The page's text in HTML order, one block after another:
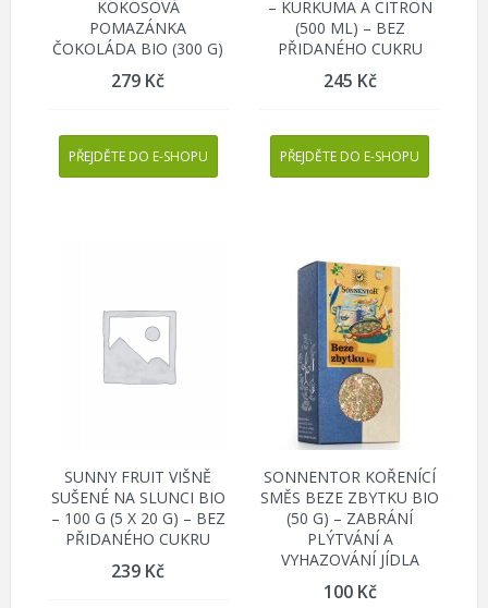
KOKOSOVÁ
POMAZÁNKA
ČOKOLÁDA BIO (300 G)
279 Kč
PŘEJDĚTE DO E-SHOPU
– KURKUMA A CITRON
(500 ML) – BEZ
PŘIDANÉHO CUKRU
245 Kč
PŘEJDĚTE DO E-SHOPU
SUNNY FRUIT VIŠNĚ
SUŠENÉ NA SLUNCI BIO
– 100 G (5 X 20 G) – BEZ
PŘIDANÉHO CUKRU
239 Kč
SONNENTOR KOŘENÍCÍ
SMĚS BEZE ZBYTKU BIO
(50 G) – ZABRÁNÍ
PLÝTVÁNÍ A
VYHAZOVÁNÍ JÍDLA
100 Kč